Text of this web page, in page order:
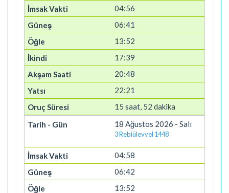
04:56
06:41
13:52
17:39
20:48
22:21
15 saat, 52 dakika
18 Ağustos 2026 - Salı
3 Rebiülevvel 1448
04:58
06:42
13:52